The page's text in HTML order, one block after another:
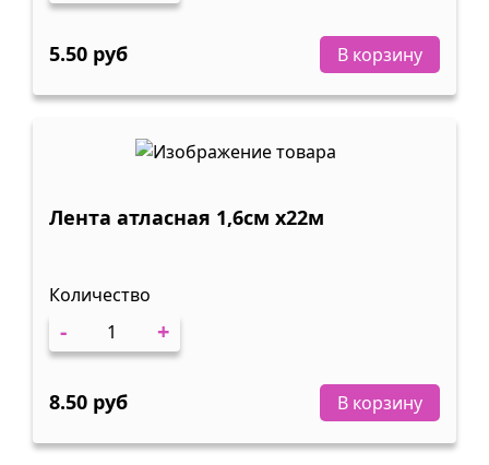
5.50 руб В корзину
Лента атласная 1,6см х22м
Количество
- +
8.50 руб В корзину